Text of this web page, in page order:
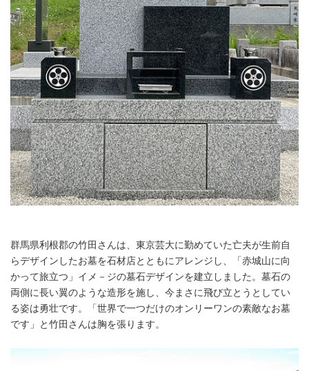
群馬県利根郡の竹田さんは、東京芸大に勤めていた亡夫が生前自
らデザインしたお墓を石材店とともにアレンジし、「赤城山に向
かって旅立つ」イメ－ジの墓石デザインを建立しました。墓石の
両側に長い翼のような造形を施し、今まさに飛び立とうとしてい
る姿は勇壮です。「世界で一つだけのオンリーワンの素敵なお墓
です」と竹田さんは胸を張ります。